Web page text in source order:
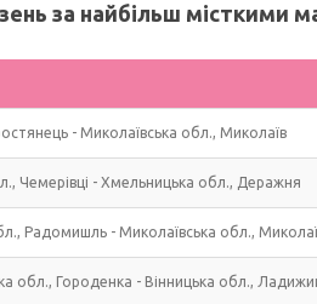
за найбільш
- Миколаївська обл., Миколаїв
Чемерівці - Хмельницька обл., Деражня
Радомишль - Миколаївська обл.,
обл., Городенка - Вінницька обл.,